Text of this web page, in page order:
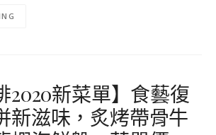
2020新菜單】食藝復
新滋味，炙烤帶骨牛